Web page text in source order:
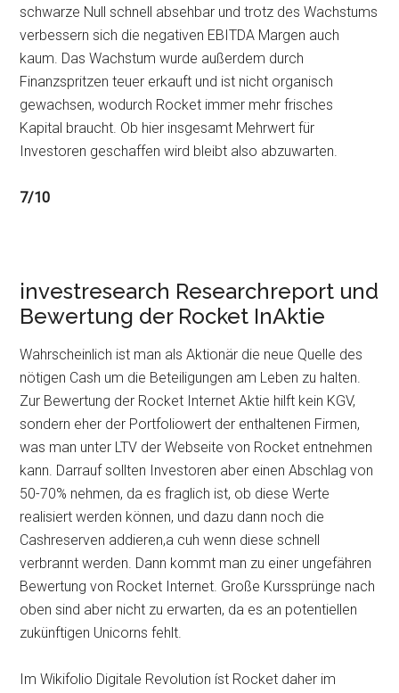
schwarze Null schnell absehbar und trotz des Wachstums
verbessern sich die negativen EBITDA Margen auch
kaum. Das Wachstum wurde außerdem durch
Finanzspritzen teuer erkauft und ist nicht organisch
gewachsen, wodurch Rocket immer mehr frisches
Kapital braucht. Ob hier insgesamt Mehrwert für
Investoren geschaffen wird bleibt also abzuwarten.
7/10
investresearch Researchreport und
Bewertung der Rocket InAktie
Wahrscheinlich ist man als Aktionär die neue Quelle des
nötigen Cash um die Beteiligungen am Leben zu halten.
Zur Bewertung der Rocket Internet Aktie hilft kein KGV,
sondern eher der Portfoliowert der enthaltenen Firmen,
was man unter LTV der Webseite von Rocket entnehmen
kann. Darrauf sollten Investoren aber einen Abschlag von
50-70% nehmen, da es fraglich ist, ob diese Werte
realisiert werden können, und dazu dann noch die
Cashreserven addieren,a cuh wenn diese schnell
verbrannt werden. Dann kommt man zu einer ungefähren
Bewertung von Rocket Internet. Große Kurssprünge nach
oben sind aber nicht zu erwarten, da es an potentiellen
zukünftigen Unicorns fehlt.
Im Wikifolio Digitale Revolution íst Rocket daher im